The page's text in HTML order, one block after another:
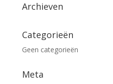
Archieven
Categorieën
Geen categorieën
Meta